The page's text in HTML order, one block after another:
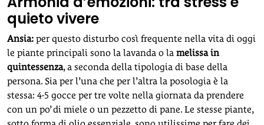
quieto vivere
Ansia: per questo disturbo così frequente nella vita di oggi
le piante principali sono la lavanda o la melissa in
quintessenza, a seconda della tipologia di base della
persona. Sia per l’una che per l’altra la posologia è la
stessa: 4-5 gocce per tre volte nella giornata da prendere
con un po’ di miele o un pezzetto di pane. Le stesse piante,